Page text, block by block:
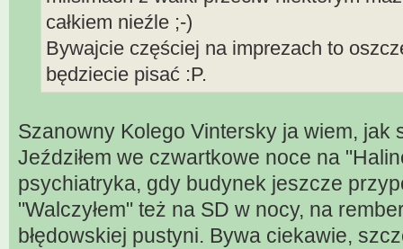
całkiem nieźle ;-)
Bywajcie częściej na imprezach to
będziecie pisać :P.
Szanowny Kolego Vintersky ja wiem, jak
Jeździłem we czwartkowe noce na
psychiatryka, gdy budynek jeszcze
"Walczyłem" też na SD w nocy, na
błędowskiej pustyni. Bywa ciekawie,